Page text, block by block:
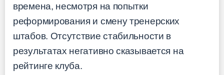
времена, несмотря на попытки
реформирования и смену тренерских
штабов. Отсутствие стабильности в
результатах негативно сказывается на
рейтинге клуба.